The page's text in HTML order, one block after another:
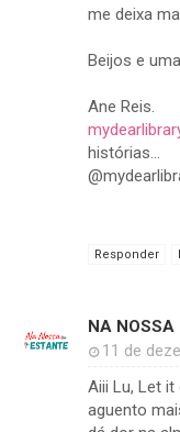
me deixa
Beijos e
Ane Reis.
histórias...
Responder
NA NOSSA
11 de
Aiii Lu, Let it
aguento